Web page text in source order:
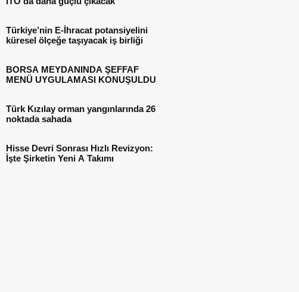
Türkiye’nin E-İhracat potansiyelini
küresel ölçeğe taşıyacak iş birliği
BORSA MEYDANINDA ŞEFFAF
MENÜ UYGULAMASI KONUŞULDU
Türk Kızılay orman yangınlarında 26
noktada sahada
Hisse Devri Sonrası Hızlı Revizyon:
İşte Şirketin Yeni A Takımı